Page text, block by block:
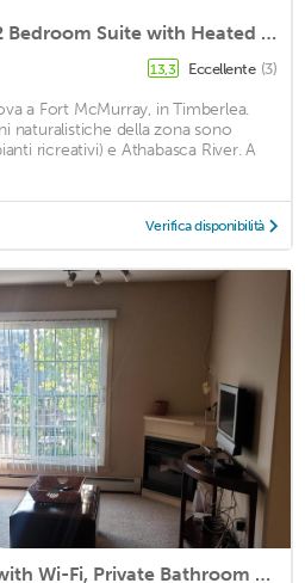
Exquisitely Furnished 2 Bedroom Suite with Heated Floors
13,3 Eccellente (3)
a Fort McMurray, in Timberlea.
naturalistiche della zona sono
ricreativi) e Athabasca River. A
Verifica disponibilità
Luxurious Apartment with Wi-Fi, Private Bathroom and GYM Facilities